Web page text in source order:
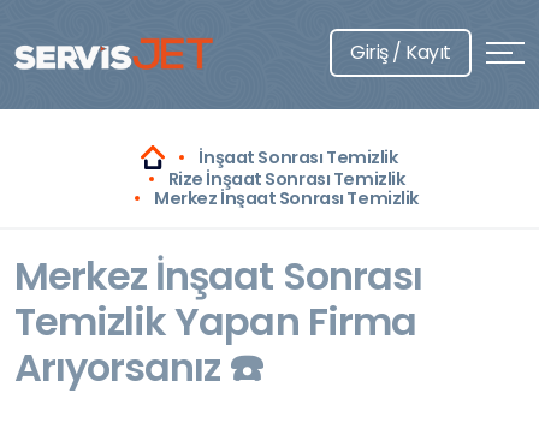
Giriş / Kayıt
İnşaat Sonrası Temizlik
Rize İnşaat Sonrası Temizlik
Merkez İnşaat Sonrası Temizlik
Merkez İnşaat Sonrası
Temizlik Yapan Firma
Arıyorsanız ☎️